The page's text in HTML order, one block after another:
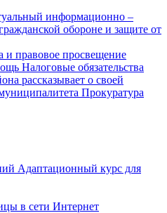
информационно –
обороне и защите от
и правовое просвещение
Налоговые обязательства
рассказывает о своей
Прокуратура
Адаптационный курс для
в сети Интернет